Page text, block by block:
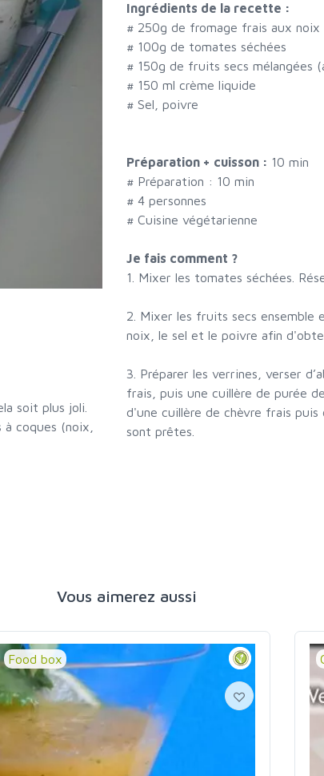
soit plus joli.
coques (noix,
Ingrédients de la recette :
# 250g de fromage frais aux noix
# 100g de tomates séchées
# 150g de fruits secs mélangées
# 150 ml crème liquide
# Sel, poivre
Préparation + cuisson : 10 min
# Préparation : 10 min
# 4 personnes
# Cuisine végétarienne
Je fais comment ?
1. Mixer les tomates séchées.
2. Mixer les fruits secs ensemble
noix, le sel et le poivre afin
3. Préparer les verrines, verser
frais, puis une cuillère de purée
d'une cuillère de chèvre frais
sont prêtes.
Vous aimerez aussi
Food box